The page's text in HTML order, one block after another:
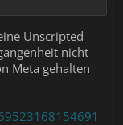
Unscripted
nicht
Meta gehalten